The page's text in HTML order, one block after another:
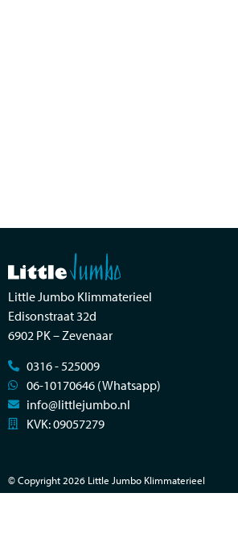
Little Jumbo Klimmaterieel
Edisonstraat 32d
6902 PK – Zevenaar
0316 - 525009
06-10170646 (Whatsapp)
info@littlejumbo.nl
KVK: 09057279
© Copyright 2026 Little Jumbo Klimmaterieel